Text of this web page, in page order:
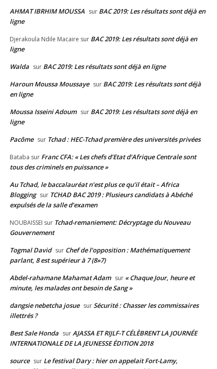
AHMAT IBRHIM MOUSSA sur BAC 2019: Les résultats sont déjà en
ligne
Djerakoula Ndile Macaire sur BAC 2019: Les résultats sont déjà en
ligne
Walda sur BAC 2019: Les résultats sont déjà en ligne
Haroun Moussa Moussaye sur BAC 2019: Les résultats sont déjà
en ligne
Moussa Isseini Adoum sur BAC 2019: Les résultats sont déjà en
ligne
Pacôme sur Tchad : HEC-Tchad première des universités privées
Bataba sur Franc CFA: « Les chefs d’Etat d’Afrique Centrale sont
tous des criminels en puissance »
Au Tchad, le baccalauréat n’est plus ce qu’il était – Africa
Blogging sur TCHAD BAC 2019 : Plusieurs candidats à Abéché
expulsés de la salle d’examen
NOUBAISSEI sur Tchad-remaniement: Décryptage du Nouveau
Gouvernement
Togmal David sur Chef de l’opposition : Mathématiquement
parlant, 8 est supérieur à 7 (8»7)
Abdel-rahamane Mahamat Adam sur « Chaque Jour, heure et
minute, les malades ont besoin de Sang »
dangsie nebetcha josue surSécurité : Chasser les commissaires
illettrés ?
Best Sale Honda surAJASSA ET RIJLF-T CÉLÈBRENT LA JOURNÉE
INTERNATIONALE DE LA JEUNESSE ÉDITION 2018
source sur Le festival Dary : hier on appelait Fort-Lamy,